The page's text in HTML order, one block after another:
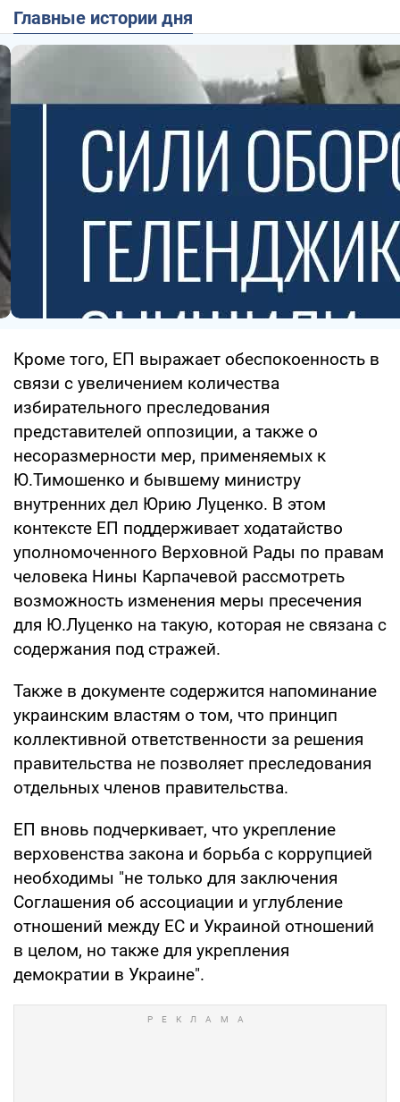
Главные истории дня
Кроме того, ЕП выражает обеспокоенность в
связи с увеличением количества
избирательного преследования
представителей оппозиции, а также о
несоразмерности мер, применяемых к
Ю.Тимошенко и бывшему министру
внутренних дел Юрию Луценко. В этом
контексте ЕП поддерживает ходатайство
уполномоченного Верховной Рады по правам
человека Нины Карпачевой рассмотреть
возможность изменения меры пресечения
для Ю.Луценко на такую, которая не связана с
содержания под стражей.
Также в документе содержится напоминание
украинским властям о том, что принцип
коллективной ответственности за решения
правительства не позволяет преследования
отдельных членов правительства.
ЕП вновь подчеркивает, что укрепление
верховенства закона и борьба с коррупцией
необходимы "не только для заключения
Соглашения об ассоциации и углубление
отношений между ЕС и Украиной отношений
в целом, но также для укрепления
демократии в Украине".